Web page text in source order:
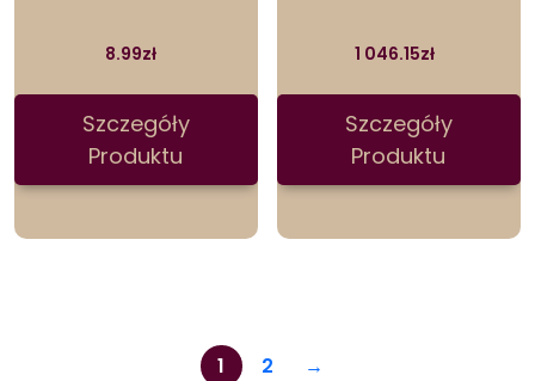
8.99zł
Szczegóły
Produktu
1 046.15zł
Szczegóły
Produktu
1 2 →